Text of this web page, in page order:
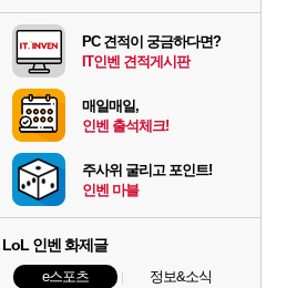
보다 효율이 좋은 상향된 아제나 ㄷㄷ
우리 나라의 주적은?? [135]
빵값 문의 후기 [81]
레테 재사용 17번 터짐 [76]
가 하드 찐 투력컷 [35]
챕터별 길찾기/지도 공략 (1 ~ 12장)
프로 4컷 만화 | 야간 보초는 너무 힘들어
제로 테스트 때는 로비에 온라인 기능이 있는데
스위치2판 ‘몬헌 와일즈’, 30~40fps 목표 추
비스트 오브 리인카네이션 오픈 트레일러
PC 견적이 궁금하다면?
IT인벤 견적게시판
매일매일,
인벤 출석체크!
주사위 굴리고 포인트!
인벤 마블
LoL 인벤 화제글
e스포츠 정보&소식